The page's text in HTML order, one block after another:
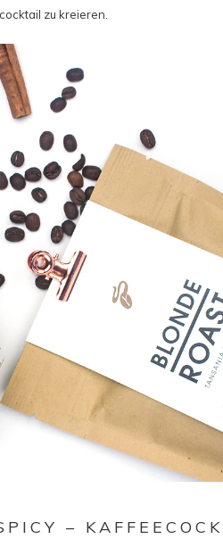
zu kreieren.
–